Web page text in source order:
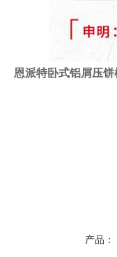
恩派特卧式铝屑压饼
产品：